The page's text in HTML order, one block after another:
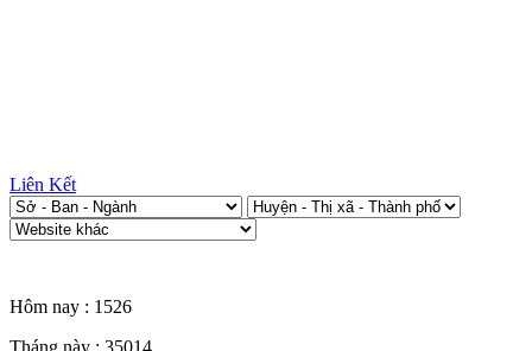
Liên Kết
Hôm nay : 1526
Tháng này : 35014